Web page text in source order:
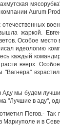
Aurum
отечественных
жаркой.
Особое место
идеологию
каждый
расти вверх.
"Вагнера"
мы будем
"Лучшие в аду",
Пегов.- Так
Мариуполе и в